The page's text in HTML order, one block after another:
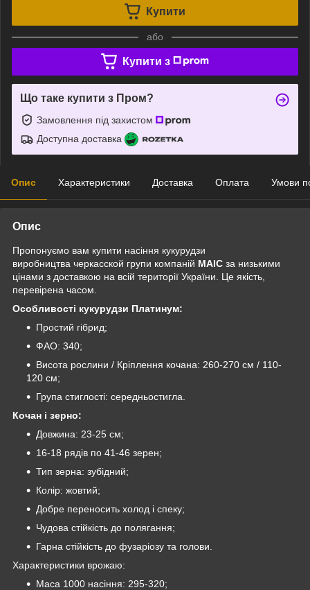
Купити
або
Купити з
Що таке купити з Пром?
Замовлення під захистом
Доступна доставка
Опис Характеристики Доставка Оплата Умови
Опис
Пропонуємо вам купити насіння кукурудзи
виробництва черкасской групи компаній МАІС за низькими
цінами з доставкою на всій території України. Це якість,
перевірена часом.
Особливості кукурудзи Платинум:
Простий гібрид;
ФАО: 340;
Висота рослини / Кріплення кочана: 260-270 см / 110-
120 см;
Група стиглості: середньостигла.
Кочан і зерно:
Довжина: 23-25 см;
16-18 рядів по 41-46 зерен;
Тип зерна: зубідний;
Колір: жовтий;
Добре переносить холод і спеку;
Чудова стійкість до полягання;
Гарна стійкість до фузаріозу та голови.
Характеристики врожаю:
Маса 1000 насіння: 295-320;